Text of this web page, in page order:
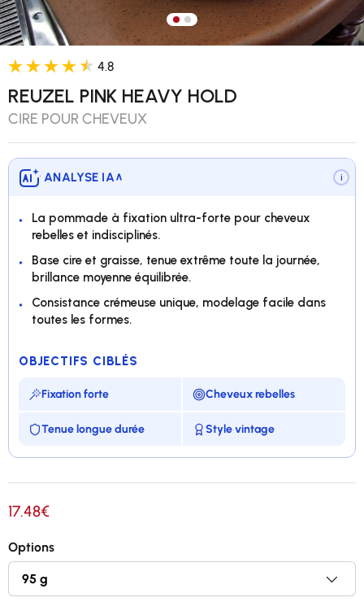
Charger l’image 1 dans la
Charger l’image 2 dans la
4.8
REUZEL PINK HEAVY HOLD
CIRE POUR CHEVEUX
ANALYSE IA ∨ i
La pommade à fixation ultra-forte pour cheveux
rebelles et indisciplinés.
Base cire et graisse, tenue extrême toute la journée,
brillance moyenne équilibrée.
Consistance crémeuse unique, modelage facile dans
toutes les formes.
OBJECTIFS CIBLÉS
Fixation forte Cheveux rebelles
Tenue longue durée Style vintage
Produit à base de cire et de graisse
Crée une fixation très forte et une brillance
moyenne
Contrôle les cheveux les plus indisciplinés
17.48€
Options